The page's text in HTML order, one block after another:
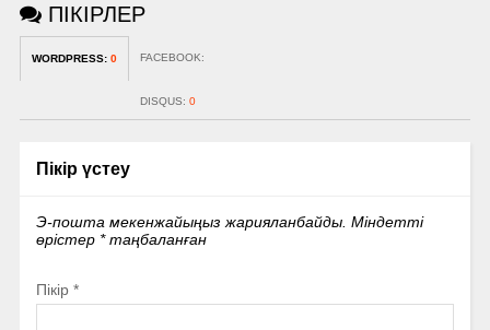
ПІКІРЛЕР
WORDPRESS: 0 FACEBOOK:
DISQUS: 0
Пікір үстеу
Э-пошта мекенжайыңыз жарияланбайды. Міндетті
өрістер *таңбаланған
Пікір *